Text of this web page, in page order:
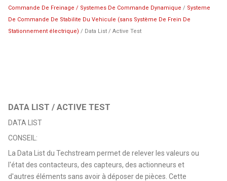
Commande De Freinage / Systemes De Commande Dynamique / Systeme
De Commande De Stabilite Du Vehicule (sans Système De Frein De
Stationnement électrique) / Data List / Active Test
DATA LIST / ACTIVE TEST
DATA LIST
CONSEIL:
La Data List du Techstream permet de relever les valeurs ou
l'état des contacteurs, des capteurs, des actionneurs et
d'autres éléments sans avoir à déposer de pièces. Cette